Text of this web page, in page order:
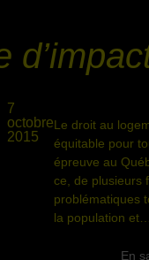
7
octobre
2015
Le droit au
équitable pour
épreuve au
ce, de plusieurs
problématiques
la population et…
En